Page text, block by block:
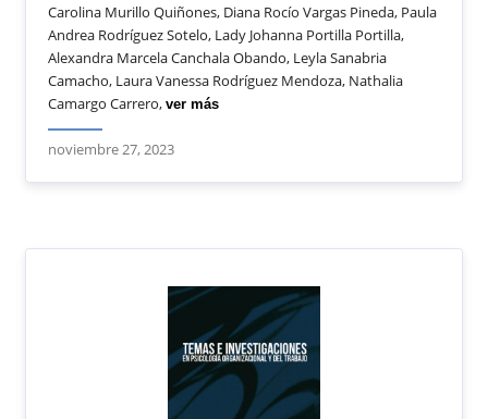
Carolina Murillo Quiñones, Diana Rocío Vargas Pineda, Paula
Andrea Rodríguez Sotelo, Lady Johanna Portilla Portilla,
Alexandra Marcela Canchala Obando, Leyla Sanabria
Camacho, Laura Vanessa Rodríguez Mendoza, Nathalia
Camargo Carrero,ver más
noviembre 27, 2023